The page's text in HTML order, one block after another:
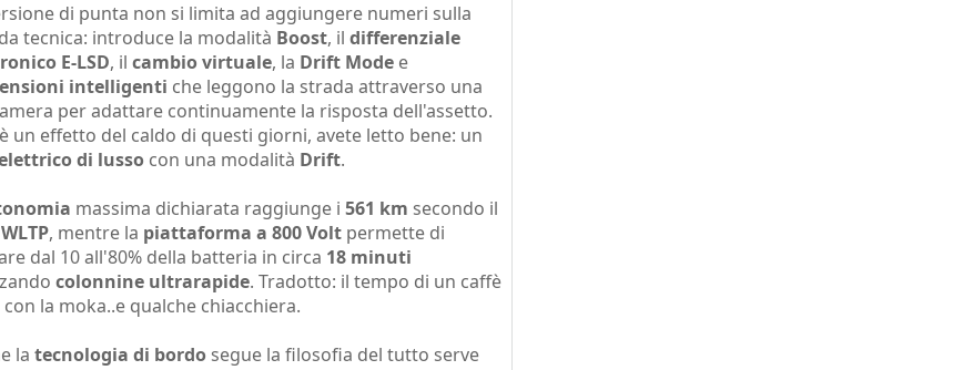
di punta non si limita ad aggiungere numeri sulla
tecnica: introduce la modalità Boost, il differenziale
E-LSD, il cambio virtuale, la Drift Mode e
intelligenti che leggono la strada attraverso una
per adattare continuamente la risposta dell'assetto.
un effetto del caldo di questi giorni, avete letto bene: un
di lusso con una modalità Drift.
massima dichiarata raggiunge i 561 km secondo il
WLTP, mentre la piattaforma a 800 Volt permette di
dal 10 all'80% della batteria in circa 18 minuti
colonnine ultrarapide. Tradotto: il tempo di un caffè
la moka..e qualche chiacchiera.
la tecnologia di bordo segue la filosofia del tutto serve